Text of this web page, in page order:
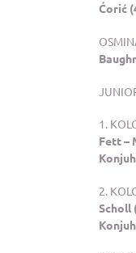
Ćorić
1.
Fett –
2.
Scholl